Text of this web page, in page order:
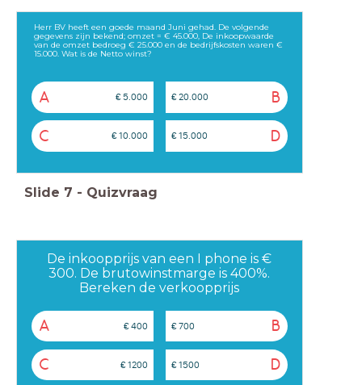
Herr BV heeft een goede maand Juni gehad. De volgende
gegevens zijn bekend; omzet = € 45.000, De inkoopwaarde
van de omzet bedroeg € 25.000 en de bedrijfskosten waren €
15.000. Wat is de Netto winst?
A € 5.000 B
€ 20.000
C € 10.000 D
€ 15.000
Slide 7 - Quizvraag
De inkoopprijs van een I phone is €
300. De brutowinstmarge is 400%.
Bereken de verkoopprijs
A € 400 B
€ 700
C € 1200 D
€ 1500